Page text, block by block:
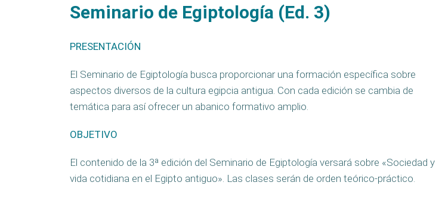
Seminario de Egiptología (Ed. 3)
PRESENTACIÓN
El Seminario de Egiptología busca proporcionar una formación específica sobre
aspectos diversos de la cultura egipcia antigua. Con cada edición se cambia de
temática para así ofrecer un abanico formativo amplio.
OBJETIVO
El contenido de la 3ª edición del Seminario de Egiptología versará sobre «Sociedad y
vida cotidiana en el Egipto antiguo». Las clases serán de orden teórico-práctico.